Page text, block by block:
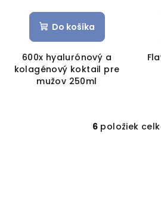
Do košíka
600x hyalurónový a
kolagénový koktail pre
mužov 250ml
O
6 položiek